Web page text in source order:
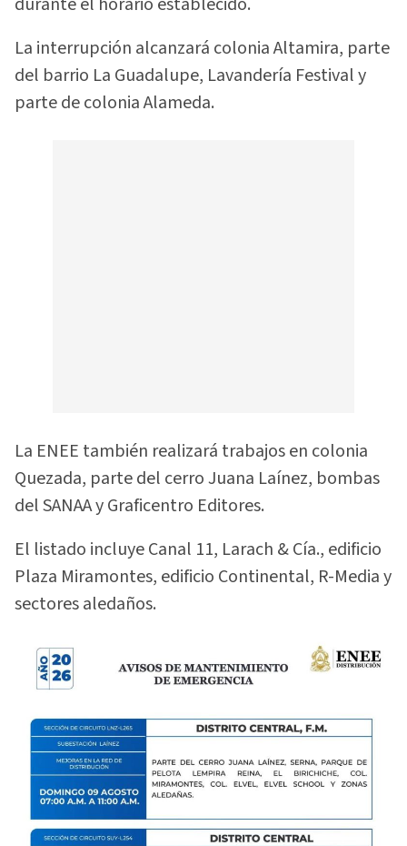
La interrupción alcanzará colonia Altamira, parte
del barrio La Guadalupe, Lavandería Festival y
parte de colonia Alameda.
La ENEE también realizará trabajos en colonia
Quezada, parte del cerro Juana Laínez, bombas
del SANAA y Graficentro Editores.
El listado incluye Canal 11, Larach & Cía., edificio
Plaza Miramontes, edificio Continental, R-Media y
sectores aledaños.